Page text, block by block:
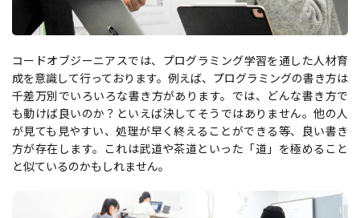
コードオブジーニアスでは、プログラミング学習を通した人材育
成を意識して行っております。例えば、プログラミングの書き方は
千差万別でいろいろな書き方があります。では、どんな書き方で
も動けば良いのか？といえば決してそうではありません。他の人
が見ても見やすい、処理が早く終えることができる等、良い書き
方が存在します。これは武道や茶道といった「道」を極めること
と似ているのかもしれません。